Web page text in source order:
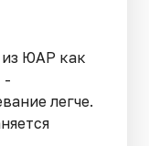
ЮАР как
-
легче.